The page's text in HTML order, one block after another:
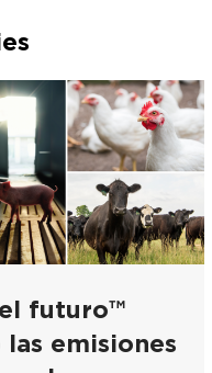
futuro™
emisiones